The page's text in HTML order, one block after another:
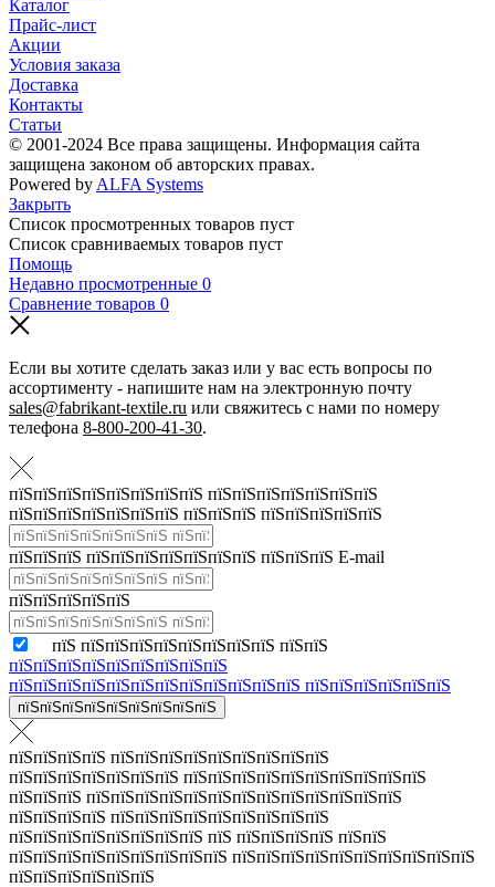
Каталог
Прайс-лист
Акции
Условия заказа
Доставка
Контакты
Статьи
© 2001-2024 Все права защищены. Информация сайта
защищена законом об авторских правах.
Powered by ALFA Systems
Закрыть
Список просмотренных товаров пуст
Список сравниваемых товаров пуст
Помощь
Недавно просмотренные 0
Сравнение товаров 0
Если вы хотите сделать заказ или у вас есть вопросы по
ассортименту - напишите нам на электронную почту
sales@fabrikant-textile.ru или свяжитесь с нами по номеру
телефона 8-800-200-41-30.
пїЅпїЅпїЅпїЅпїЅпїЅпїЅпїЅ пїЅпїЅпїЅпїЅпїЅпїЅпїЅ
пїЅпїЅпїЅпїЅпїЅпїЅпїЅ пїЅпїЅпїЅ пїЅпїЅпїЅпїЅпїЅ
пїЅпїЅпїЅ пїЅпїЅпїЅпїЅпїЅпїЅпїЅ пїЅпїЅпїЅ E-mail
пїЅпїЅпїЅпїЅпїЅ
пїЅ пїЅпїЅпїЅпїЅпїЅпїЅпїЅпїЅ пїЅпїЅ
пїЅпїЅпїЅпїЅпїЅпїЅпїЅпїЅпїЅ
пїЅпїЅпїЅпїЅпїЅпїЅпїЅпїЅпїЅпїЅпїЅпїЅ пїЅпїЅпїЅпїЅпїЅпїЅ
пїЅпїЅпїЅпїЅпїЅпїЅпїЅпїЅпїЅ
пїЅпїЅпїЅпїЅ пїЅпїЅпїЅпїЅпїЅпїЅпїЅпїЅпїЅ
пїЅпїЅпїЅпїЅпїЅпїЅпїЅ пїЅпїЅпїЅпїЅпїЅпїЅпїЅпїЅпїЅпїЅ
пїЅпїЅпїЅ пїЅпїЅпїЅпїЅпїЅпїЅпїЅпїЅпїЅпїЅпїЅпїЅпїЅ
пїЅпїЅпїЅпїЅ пїЅпїЅпїЅпїЅпїЅпїЅпїЅпїЅпїЅ
пїЅпїЅпїЅпїЅпїЅпїЅпїЅпїЅ пїЅ пїЅпїЅпїЅпїЅ пїЅпїЅ
пїЅпїЅпїЅпїЅпїЅпїЅпїЅпїЅпїЅ пїЅпїЅпїЅпїЅпїЅпїЅпїЅпїЅпїЅпїЅ
пїЅпїЅпїЅпїЅпїЅпїЅ